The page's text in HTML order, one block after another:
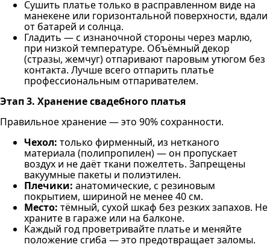
Сушить платье только в расправленном виде на
манекене или горизонтальной поверхности, вдали
от батарей и солнца.
Гладить — с изнаночной стороны через марлю,
при низкой температуре. Объёмный декор
(стразы, жемчуг) отпаривают паровым утюгом без
контакта. Лучше всего отпарить платье
профессиональным отпаривателем.
Этап 3. Хранение свадебного платья
Правильное хранение — это 90% сохранности.
Чехол: только фирменный, из нетканого
материала (полипропилен) — он пропускает
воздух и не даёт ткани пожелтеть. Запрещены
вакуумные пакеты и полиэтилен.
Плечики: анатомические, с резиновым
покрытием, шириной не менее 40 см.
Место: тёмный, сухой шкаф без резких запахов. Не
храните в гараже или на балконе.
Каждый год проветривайте платье и меняйте
положение сгиба — это предотвращает заломы.